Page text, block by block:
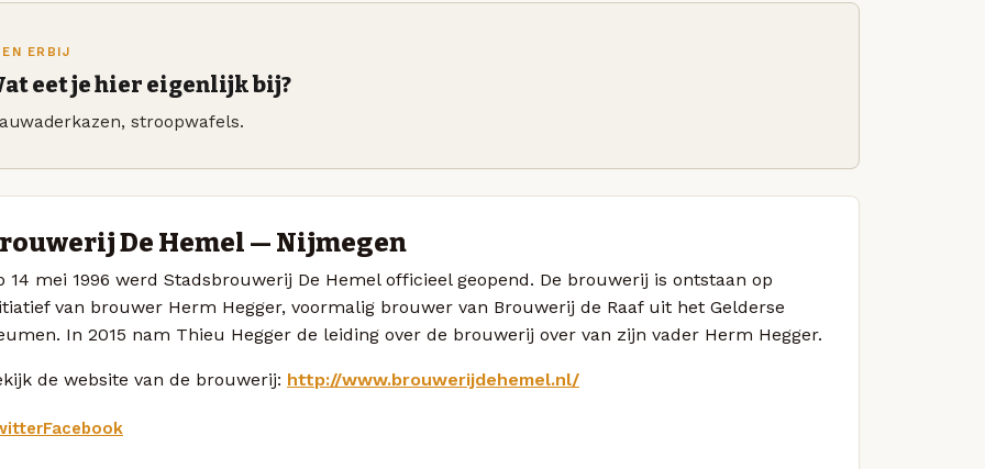
ERBIJ
eet je hier eigenlijk bij?
stroopwafels.
De Hemel — Nijmegen
14 mei 1996 werd Stadsbrouwerij De Hemel officieel geopend. De brouwerij is ontstaan op
van brouwer Herm Hegger, voormalig brouwer van Brouwerij de Raaf uit het Gelderse
In 2015 nam Thieu Hegger de leiding over de brouwerij over van zijn vader Herm Hegger.
de website van de brouwerij: http://www.brouwerijdehemel.nl/
Facebook